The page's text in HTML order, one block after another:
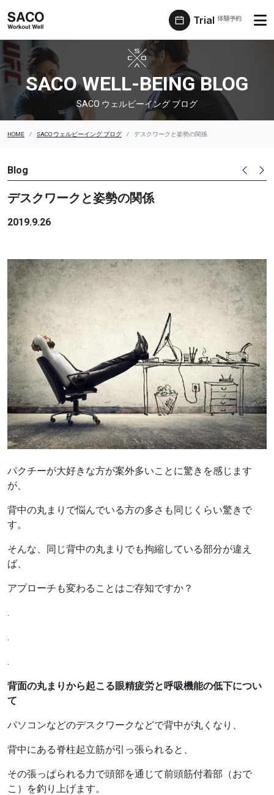
Trial 体験予約
SACO ウェルビーイング ブログ
SACO WELL-BEING BLOG
SACO ウェルビーイング ブログ
HOME SACO ウェルビーイング ブログ デスクワークと姿勢の関係
Blog
デスクワークと姿勢の関係
2019.9.26
パクチーが大好きな方が案外多いことに驚きを感じます
が、
背中の丸まりで悩んでいる方の多さも同じくらい驚きで
す。
そんな、同じ背中の丸まりでも拘縮している部分が違え
ば、
アプローチも変わることはご存知ですか？
.
.
.
背面の丸まりから起こる眼精疲労と呼吸機能の低下につい
て
パソコンなどのデスクワークなどで背中が丸くなり、
背中にある脊柱起立筋が引っ張られると、
その張っぱられる力で頭部を通じて前頭筋付着部（おで
こ）を釣り上げます。